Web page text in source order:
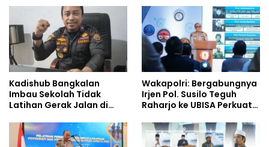
Pengelolaan Limbah
Berjalan Optimal
Siswa Sekolah Rakyat
Kadishub Bangkalan
Imbau Sekolah Tidak
Latihan Gerak Jalan di
Wakapolri: Bergabungnya
Irjen Pol. Susilo Teguh
Raharjo ke UBISA Perkuat
Studi Kepolisian